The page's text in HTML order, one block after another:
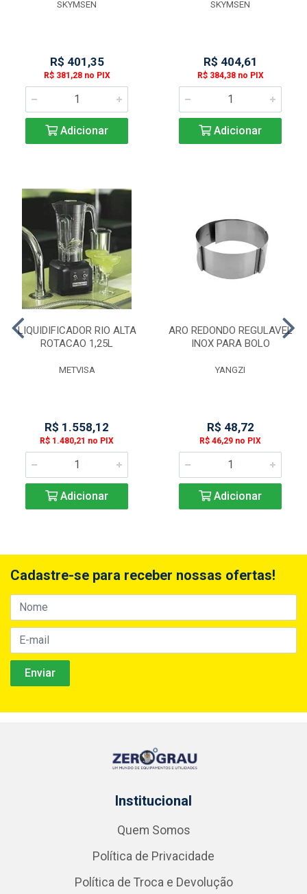
SKYMSEN
R$ 401,35
R$ 381,28 no PIX
Adicionar
SKYMSEN
R$ 404,61
R$ 384,38 no PIX
Adicionar
LIQUIDIFICADOR RIO ALTA
ROTACAO 1,25L
METVISA
R$ 1.558,12
R$ 1.480,21 no PIX
Adicionar
ARO REDONDO REGULAVEL
INOX PARA BOLO
YANGZI
R$ 48,72
R$ 46,29 no PIX
Adicionar
Cadastre-se para receber nossas ofertas!
Institucional
Quem Somos
Política de Privacidade
Política de Troca e Devolução